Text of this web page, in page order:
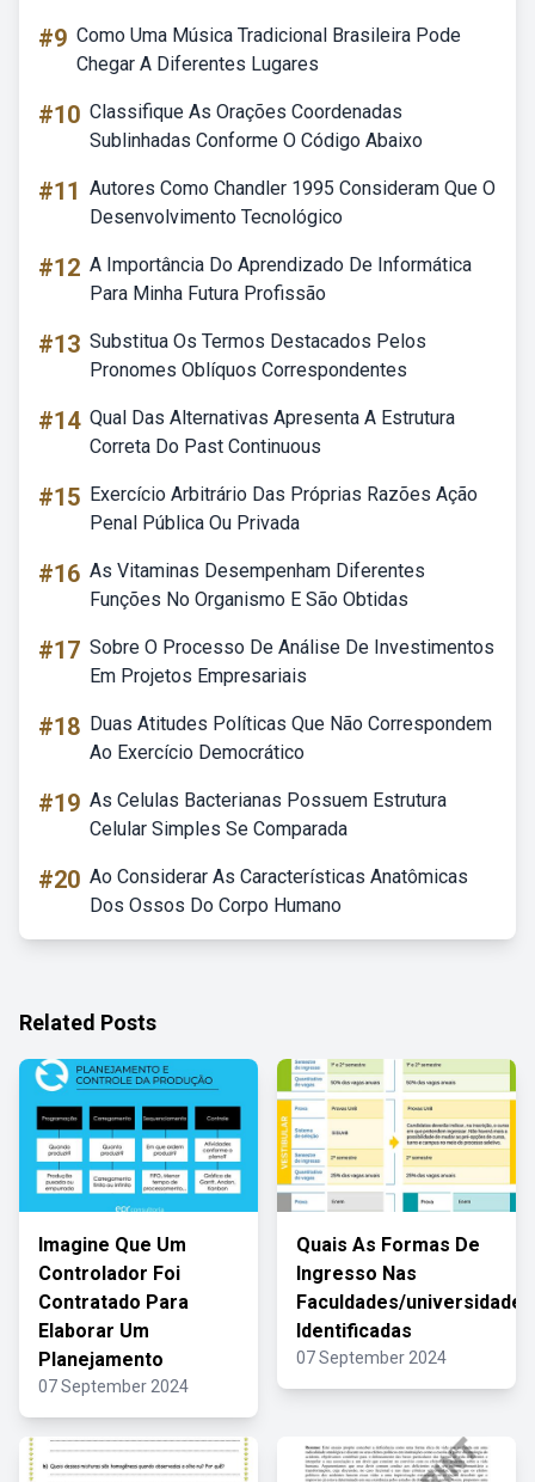
#9 Como Uma Música Tradicional Brasileira Pode
Chegar A Diferentes Lugares
#10 Classifique As Orações Coordenadas
Sublinhadas Conforme O Código Abaixo
#11 Autores Como Chandler 1995 Consideram Que O
Desenvolvimento Tecnológico
#12 A Importância Do Aprendizado De Informática
Para Minha Futura Profissão
#13 Substitua Os Termos Destacados Pelos
Pronomes Oblíquos Correspondentes
#14 Qual Das Alternativas Apresenta A Estrutura
Correta Do Past Continuous
#15 Exercício Arbitrário Das Próprias Razões Ação
Penal Pública Ou Privada
#16 As Vitaminas Desempenham Diferentes
Funções No Organismo E São Obtidas
#17 Sobre O Processo De Análise De Investimentos
Em Projetos Empresariais
#18 Duas Atitudes Políticas Que Não Correspondem
Ao Exercício Democrático
#19 As Celulas Bacterianas Possuem Estrutura
Celular Simples Se Comparada
#20 Ao Considerar As Características Anatômicas
Dos Ossos Do Corpo Humano
Related Posts
Imagine Que Um
Controlador Foi
Contratado Para
Elaborar Um
Planejamento
07 September 2024
Quais As Formas De
Ingresso Nas
Faculdades/universidades
Identificadas
07 September 2024